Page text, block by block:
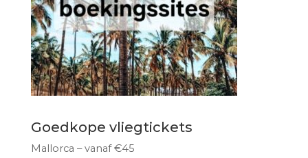
Goedkope vliegtickets
Mallorca – vanaf €45